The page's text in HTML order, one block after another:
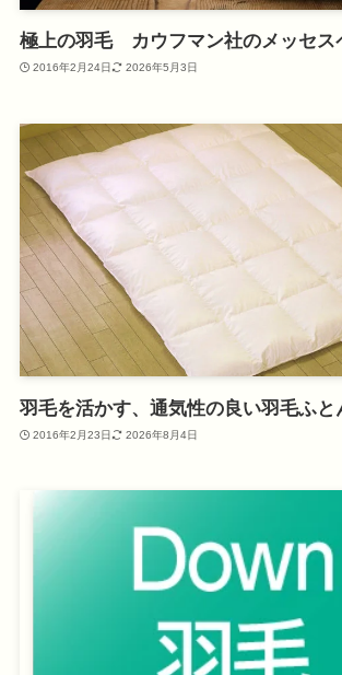
極上の羽毛 カウフマン社のメッセス
2016年2月24日 2026年5月3日
羽毛を活かす、通気性の良い羽毛ふと
2016年2月23日 2026年8月4日